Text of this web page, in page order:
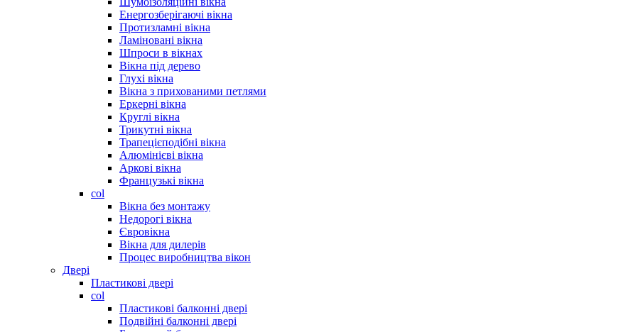
Енергозберігаючі вікна
Протизламні вікна
Ламіновані вікна
Шпроси в вікнах
Вікна під дерево
Глухі вікна
Вікна з прихованими петлями
Еркерні вікна
Круглі вікна
Трикутні вікна
Трапецієподібні вікна
Алюмінієві вікна
Аркові вікна
Французькі вікна
col
Вікна без монтажу
Недорогі вікна
Євровікна
Вікна для дилерів
Процес виробництва вікон
Двері
Пластикові двері
col
Пластикові балконні двері
Подвійні балконні двері